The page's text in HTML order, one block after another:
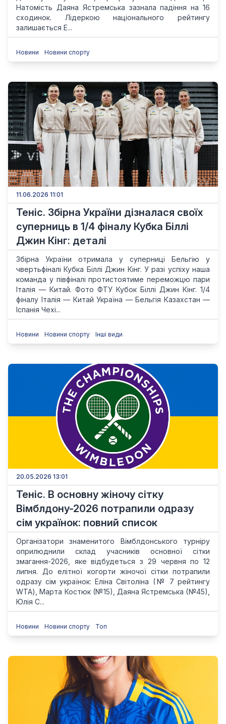
Натомість Даяна Ястремська зазнала падіння на 16
сходинок. Лідеркою національного рейтингу
залишається Е...
Новини Новини спорту
11.06.2026 11:01
Теніс. Збірна України дізналася своїх
суперниць в 1/4 фіналу Кубка Біллі
Джин Кінг: деталі
Збірна України отримала у суперниці Бельгію у
чвертьфіналі Кубка Біллі Джин Кінг. У разі успіху наша
команда у півфіналі протистоятиме переможцю пари
Італія — Китай. Фото ФТУ Кубок Біллі Джин Кінг. 1/4
фіналу Італія — Китай Україна — Бельгія Казахстан —
Іспанія Чехі...
Новини Новини спорту Інші види
20.05.2026 13:01
Теніс. В основну жіночу сітку
Вімблдону-2026 потрапили одразу
сім українок: повний список
Організатори знаменитого Вімблдонського турніру
оприлюднили склад учасників основної сітки
змагання-2026, яке відбудеться з 29 червня по 12
липня. До елітної когорти жіночої сітки потрапили
одразу сім українок: Еліна Світоліна (№ 7 рейтингу
WTA), Марта Костюк (№15), Даяна Ястремська (№45),
Юлія С...
Новини Новини спорту Топ